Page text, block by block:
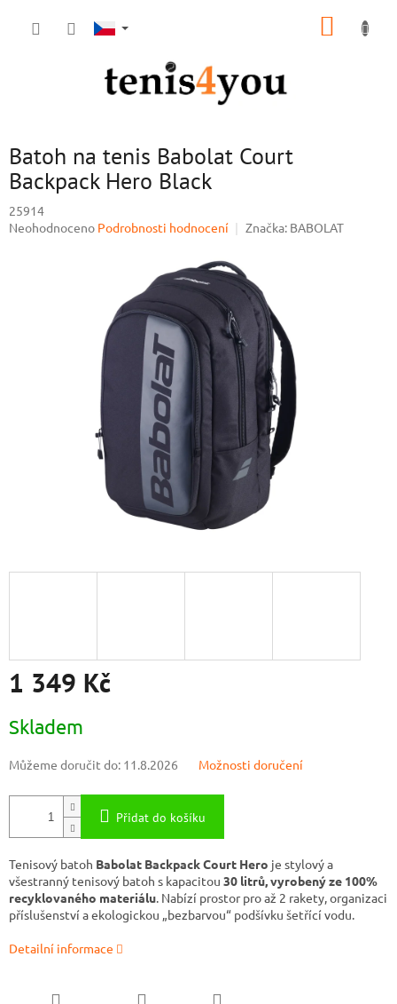
Batoh na tenis Babolat Court
Backpack Hero Black
25914
Průměrné
Neohodnoceno Podrobnosti hodnocení Značka: BABOLAT
1 349 Kč
cena:
Skladem
Můžeme doručit do: 11.8.2026 Možnosti doručení
Přidat do košíku
Tenisový batoh Babolat Backpack Court Hero je stylový a
všestranný tenisový batoh s kapacitou 30 litrů, vyrobený ze 100%
recyklovaného materiálu. Nabízí prostor pro až 2 rakety, organizaci
příslušenství a ekologickou „bezbarvou“ podšívku šetřící vodu.
Detailní informace